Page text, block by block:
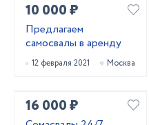
10 000 ₽
Предлагаем
самосвалы в аренду
12 февраля 2021 Москва
16 000 ₽